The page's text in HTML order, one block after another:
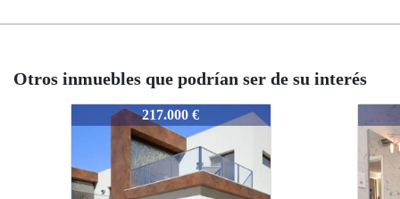
Otros inmuebles que podrían ser de su interés
389.000 €
389.000 €